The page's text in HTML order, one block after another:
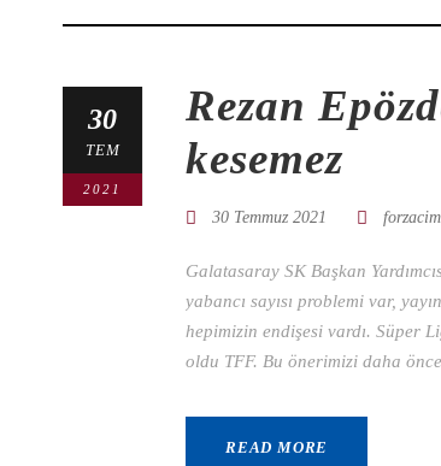
30
TEM
2021
Rezan
kesemez
30 Temmuz 2021
Galatasaray SK Başkan
yabancı sayısı problemi var,
hepimizin endişesi vardı. Süper
oldu TFF. Bu önerimizi daha
READ MORE